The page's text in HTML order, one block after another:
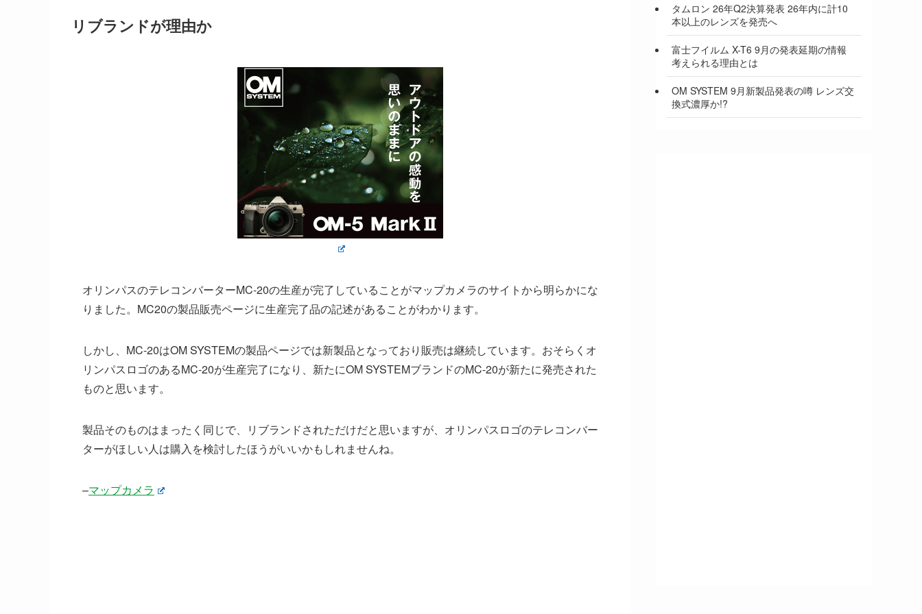
リブランドが理由か
オリンパスのテレコンバーターMC-20の生産が完了していることがマップカメラのサイトから明らかにな
りました。MC20の製品販売ページに生産完了品の記述があることがわかります。
しかし、MC-20はOM SYSTEMの製品ページでは新製品となっており販売は継続しています。おそらくオ
リンパスロゴのあるMC-20が生産完了になり、新たにOM SYSTEMブランドのMC-20が新たに発売された
ものと思います。
製品そのものはまったく同じで、リブランドされただけだと思いますが、オリンパスロゴのテレコンバー
ターがほしい人は購入を検討したほうがいいかもしれませんね。
–マップカメラ
タムロン 26年Q2決算発表 26年内に計10
本以上のレンズを発売へ
富士フイルム X-T6 9月の発表延期の情報
考えられる理由とは
OM SYSTEM 9月新製品発表の噂 レンズ交
換式濃厚か!?